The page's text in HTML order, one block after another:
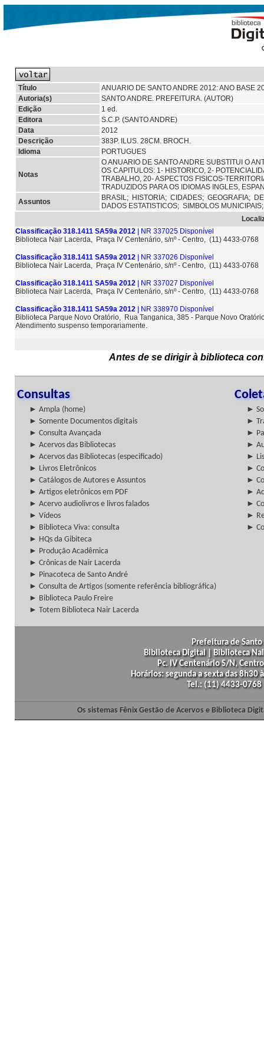
Título
ANUARIO DE SANTO ANDRE 2012: ANO BASE
Autoria(s)
SANTO ANDRE. PREFEITURA. (AUTOR)
Edição
1 ed.
Editora
S.C.P. (SANTO ANDRE)
Data
2012
Descrição
383P. ILUS. 28CM. BROCH.
Idioma
PORTUGUES
Notas
O ANUARIO DE SANTO ANDRE SUBSTITUI O
OS CAPITULOS: 1- HISTORICO, 2-
TRABALHO, 20- ASPECTOS FISICOS-
TRADUZIDOS PARA OS IDIOMAS INGLES,
Assuntos
BRASIL; HISTORIA; CIDADES; GEOGRAFIA;
DADOS ESTATISTICOS; SIMBOLOS
Classificação 318.1411 SA59a 2012 | NR 337025 Disponível
Biblioteca Nair Lacerda, Praça IV Centenário, s/nº - Centro, (11) 4433-0768
Classificação 318.1411 SA59a 2012 | NR 337026 Disponível
Biblioteca Nair Lacerda, Praça IV Centenário, s/nº - Centro, (11) 4433-0768
Classificação 318.1411 SA59a 2012 | NR 337027 Disponível
Biblioteca Nair Lacerda, Praça IV Centenário, s/nº - Centro, (11) 4433-0768
Classificação 318.1411 SA59a 2012 | NR 338970 Disponível
Biblioteca Parque Novo Oratório, Rua Tanganica, 385 - Parque Novo
Atendimento suspenso temporariamente.
Antes de se dirigir à biblioteca
Consultas
► Ampla (home)
►
► Somente Documentos digitais
►
► Consulta Avançada
►
► Acervos das Bibliotecas
►
► Acervos das Bibliotecas (especificado)
►
► Livros Eletrônicos
►
► Catálogos de Autores e Assuntos
►
► Artigos eletrônicos em PDF
►
► Acervo audiolivros e livros falados
►
► Vídeos
►
► Biblioteca Viva: consulta
►
► HQs da Gibiteca
► Produção Acadêmica
► Crônicas de Nair Lacerda
► Pinacoteca de Santo André
► Consulta de Artigos (somente referência bibliográfica)
► Biblioteca Paulo Freire
► Totem Biblioteca Nair Lacerda
Prefeitura de
Biblioteca Digital | Biblioteca
Pc. IV Centenário S/N,
Horários: segunda a sexta das
Tel.: (11) 4433-
Os sistemas Fênix Gestão de Acervos e Biblioteca